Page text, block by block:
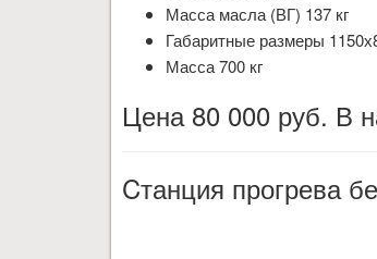
Масса масла (ВГ) 137 кг
Габаритные размеры
Масса 700 кг
Цена 80 000 руб. В
Cтанция прогрева